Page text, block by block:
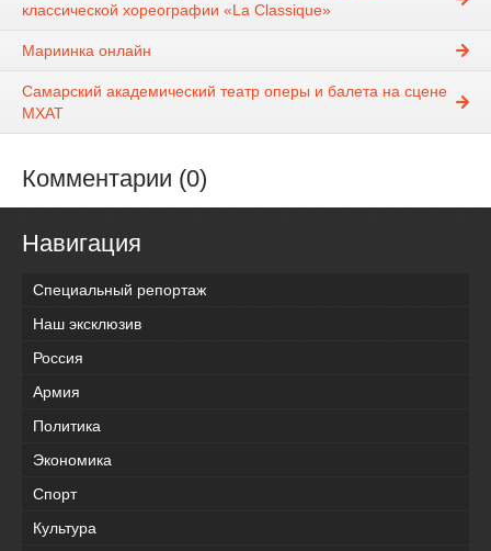
классической хореографии «La Classique»
Мариинка онлайн
Самарский академический театр оперы и балета на сцене
МХАТ
Комментарии (0)
Навигация
Специальный репортаж
Наш эксклюзив
Россия
Армия
Политика
Экономика
Спорт
Культура